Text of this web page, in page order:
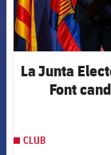
La Junta
Font
CLUB